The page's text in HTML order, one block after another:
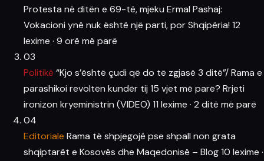
Protesta në ditën e 69-të, mjeku Ermal Pashaj:
Vokacioni ynë nuk është një parti, por Shqipëria! 12
lexime · 9 orë më parë
03
Politikë “Kjo s’është çudi që do të zgjasë 3 ditë”/ Rama e
parashikoi revoltën kundër tij 15 vjet më parë? Rrjeti
ironizon kryeministrin (VIDEO) 11 lexime · 2 ditë më parë
04
Editoriale Rama të shpjegojë pse shpall non grata
shqiptarët e Kosovës dhe Maqedonisë – Blog10 lexime ·